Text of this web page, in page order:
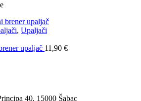
, Upaljači
upaljač 11,90 €
40, 15000 Šabac